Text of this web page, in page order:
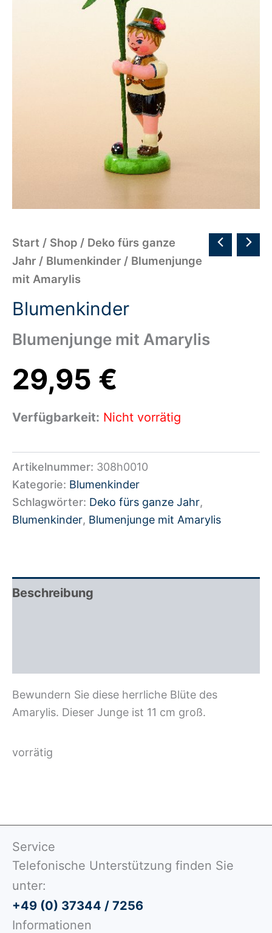
Start / Shop / Deko fürs ganze
Jahr / Blumenkinder / Blumenjunge
mit Amarylis
Blumenkinder
Blumenjunge mit Amarylis
29,95 €
Verfügbarkeit: Nicht vorrätig
Artikelnummer: 308h0010
Kategorie: Blumenkinder
Schlagwörter: Deko fürs ganze Jahr,
Blumenkinder, Blumenjunge mit Amarylis
Beschreibung
Bewundern Sie diese herrliche Blüte des
Amarylis. Dieser Junge ist 11 cm groß.
vorrätig
Service
Telefonische Unterstützung finden Sie
unter:
+49 (0) 37344 / 7256
Informationen